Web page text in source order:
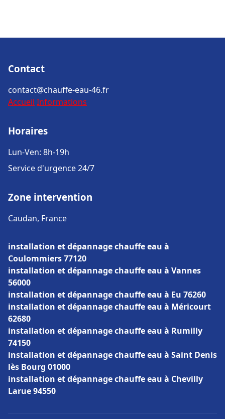
Contact
contact@chauffe-eau-46.fr
Accueil Informations
Horaires
Lun-Ven: 8h-19h
Service d'urgence 24/7
Zone intervention
Caudan, France
installation et dépannage chauffe eau à
Coulommiers 77120
installation et dépannage chauffe eau à Vannes
56000
installation et dépannage chauffe eau à Eu 76260
installation et dépannage chauffe eau à Méricourt
62680
installation et dépannage chauffe eau à Rumilly
74150
installation et dépannage chauffe eau à Saint Denis
lès Bourg 01000
installation et dépannage chauffe eau à Chevilly
Larue 94550